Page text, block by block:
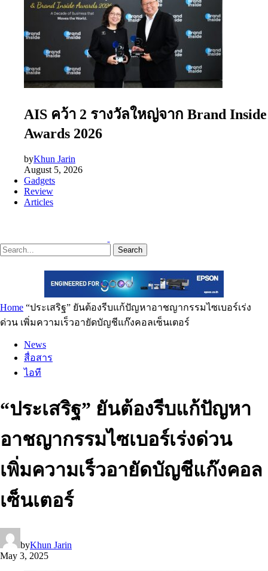
AIS คว้า 2 รางวัลใหญ่จาก Brand Inside
Awards 2026
byKhun Jarin
August 5, 2026
Gadgets
Review
Articles
Search
Home “ประเสริฐ” ยันต้องรีบแก้ปัญหาอาชญากรรมไซเบอร์เร่ง
ด่วน เพิ่มความเร็วอายัดบัญชีแก๊งคอลเซ็นเตอร์
News
สื่อสาร
ไอที
“ประเสริฐ” ยันต้องรีบแก้ปัญหา
อาชญากรรมไซเบอร์เร่งด่วน
เพิ่มความเร็วอายัดบัญชีแก๊งคอล
เซ็นเตอร์
byKhun Jarin
May 3, 2025